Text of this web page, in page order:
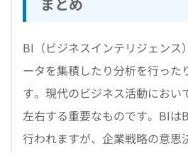
まとめ
BI（ビジネスインテリジェンス
ータを集積したり分析を行った
す。現代のビジネス活動におい
左右する重要なものです。BIは
行われますが、企業戦略の意思